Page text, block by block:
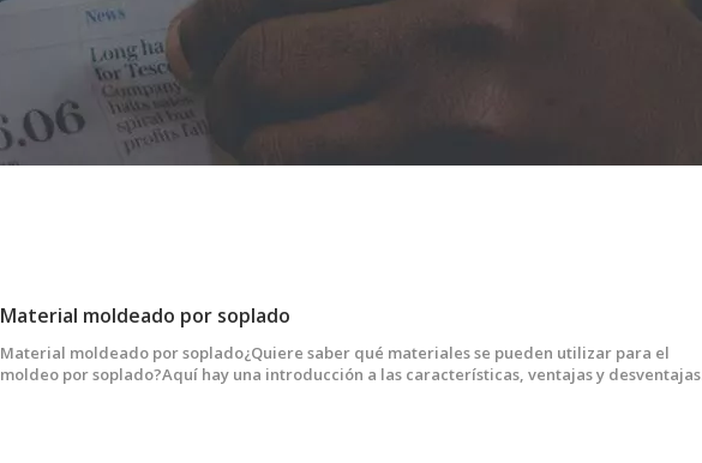
Material moldeado por soplado
Material moldeado por soplado¿Quiere saber qué materiales se pueden utilizar para el
moldeo por soplado?Aquí hay una introducción a las características, ventajas y desventajas